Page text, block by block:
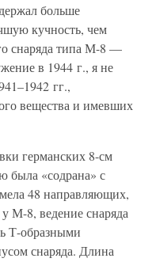
больше
кучность, чем
снаряда типа М-8 —
в 1944 г., я не
гг.,
вещества и имевших
германских 8-см
была «содрана» с
48 направляющих,
М-8, ведение снаряда
Т-образными
снаряда. Длина